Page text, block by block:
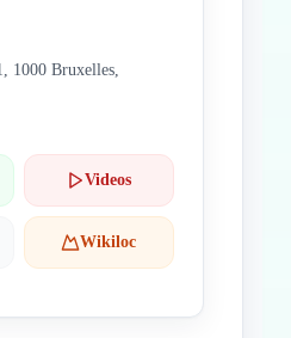
1000 Bruxelles,
Videos
Wikiloc